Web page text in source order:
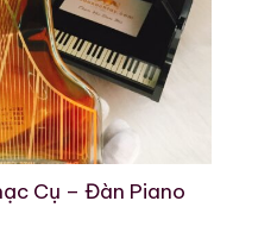
Cụ – Đàn Piano